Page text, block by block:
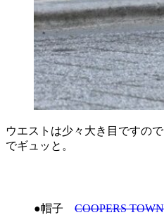
ウエストは少々大き目ですの
でギュッと。
●帽子 COOPERS